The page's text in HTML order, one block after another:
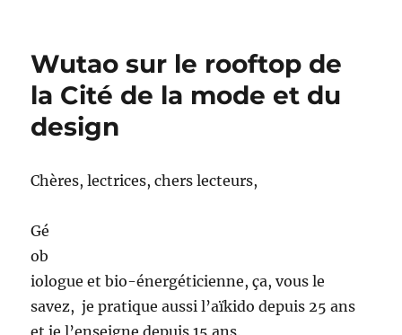
Wutao sur le rooftop de
la Cité de la mode et du
design
Chères, lectrices, chers lecteurs,
Gé
ob
iologue et bio-énergéticienne, ça, vous le
savez, je pratique aussi l’aïkido depuis 25 ans